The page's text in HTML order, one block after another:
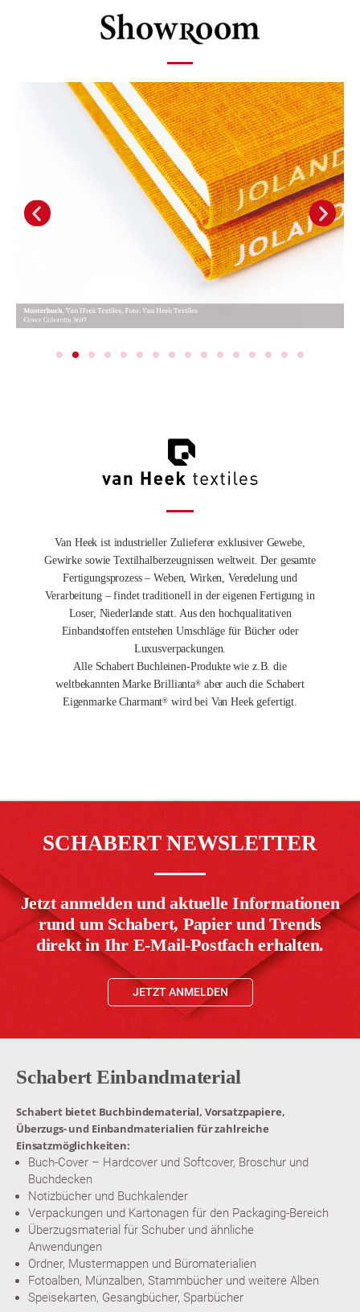
Van Heek ist industrieller Zulieferer exklusiver Gewebe,
Gewirke sowie Textilhalberzeugnissen weltweit. Der gesamte
Fertigungsprozess – Weben, Wirken, Veredelung und
Verarbeitung – findet traditionell in der eigenen Fertigung in
Loser, Niederlande statt. Aus den hochqualitativen
Einbandstoffen entstehen Umschläge für Bücher oder
Luxusverpackungen.
Alle Schabert Buchleinen-Produkte wie z.B. die
weltbekannten Marke Brillianta®aber auch die Schabert
Eigenmarke Charmant® wird bei Van Heek gefertigt.
SCHABERT NEWSLETTER
Jetzt anmelden und aktuelle Informationen
rund um Schabert, Papier und Trends
direkt in Ihr E-Mail-Postfach erhalten.
JETZT ANMELDEN
Schabert Einbandmaterial
Schabert bietet Buchbindematerial, Vorsatzpapiere,
Überzugs- und Einbandmaterialien für zahlreiche
Einsatzmöglichkeiten:
Buch-Cover – Hardcover und Softcover, Broschur und
Buchdecken
Notizbücher und Buchkalender
Verpackungen und Kartonagen für den Packaging-Bereich
Überzugsmaterial für Schuber und ähnliche
Anwendungen
Ordner, Mustermappen und Büromaterialien
Fotoalben, Münzalben, Stammbücher und weitere Alben
Speisekarten, Gesangbücher, Sparbücher